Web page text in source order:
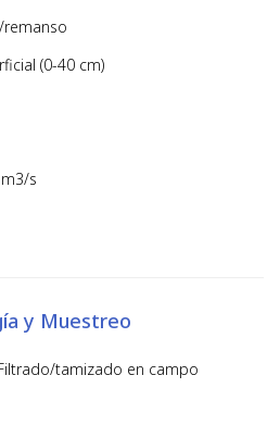
(0-40 cm)
s
y Muestreo
tamizado en campo